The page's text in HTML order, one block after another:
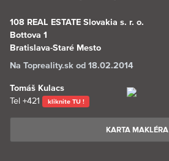
108 REAL ESTATE Slovakia s. r. o.
Bottova 1
Bratislava-Staré Mesto
Na Topreality.sk od 18.02.2014
Tomáš Kulacs
Tel +421 kliknite TU !
KARTA MAKLÉRA